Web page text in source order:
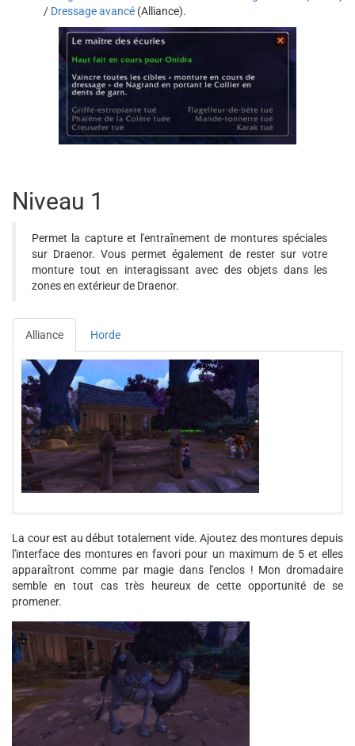
/ Dressage avancé (Alliance).
Niveau 1
Permet la capture et l'entraînement de montures spéciales
sur Draenor. Vous permet également de rester sur votre
monture tout en interagissant avec des objets dans les
zones en extérieur de Draenor.
Alliance Horde
La cour est au début totalement vide. Ajoutez des montures depuis
l'interface des montures en favori pour un maximum de 5 et elles
apparaîtront comme par magie dans l'enclos ! Mon dromadaire
semble en tout cas très heureux de cette opportunité de se
promener.